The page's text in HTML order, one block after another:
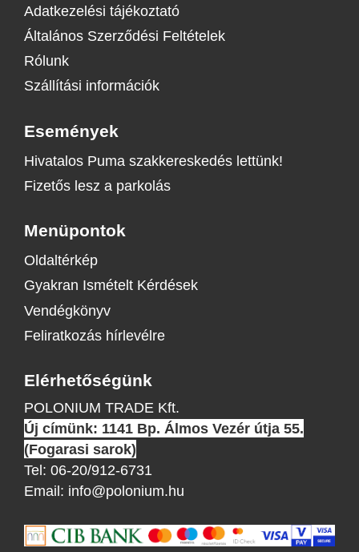
Adatkezelési tájékoztató
Általános Szerződési Feltételek
Rólunk
Szállítási információk
Események
Hivatalos Puma szakkereskedés lettünk!
Fizetős lesz a parkolás
Menüpontok
Oldaltérkép
Gyakran Ismételt Kérdések
Vendégkönyv
Feliratkozás hírlevélre
Elérhetőségünk
POLONIUM TRADE Kft.
Új címünk: 1141 Bp. Álmos Vezér útja 55.
(Fogarasi sarok)
Tel: 06-20/912-6731
Email: info@polonium.hu